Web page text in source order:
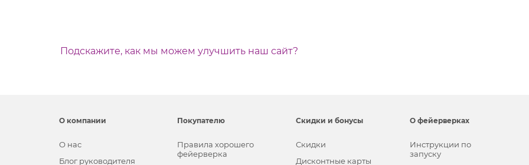
Подскажите, как мы можем улучшить наш сайт?
О компании
О нас
Блог руководителя
Покупателю
Правила хорошего
фейерверка
Скидки и бонусы
Скидки
Дисконтные карты
О фейерверках
Инструкции по
запуску